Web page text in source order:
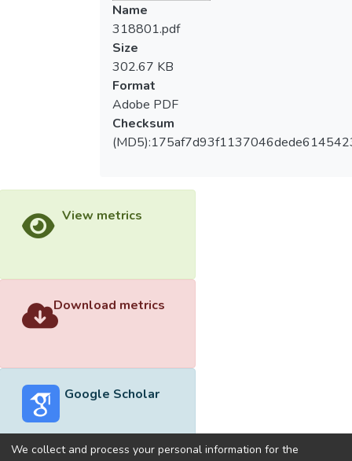
Name
318801.pdf
Size
302.67 KB
Format
Adobe PDF
Checksum
View metrics
Download metrics
Google Scholar
We collect and process your personal information for the